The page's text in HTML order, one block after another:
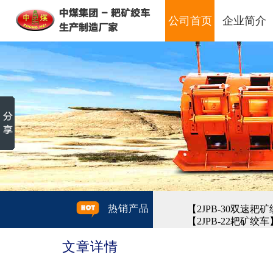
公司首页 企业简介
热销产品 【2JPB-30双速耙矿
【2JPB-22耙矿绞车
文章详情